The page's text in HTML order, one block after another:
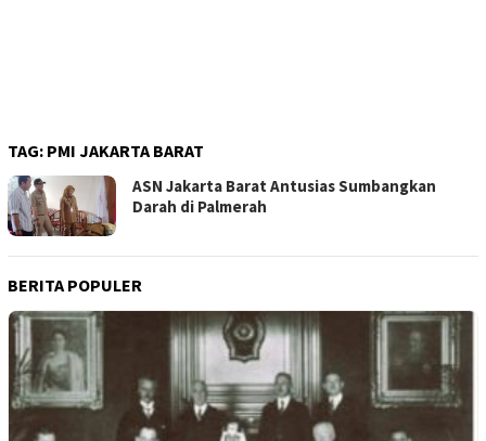
TAG: PMI JAKARTA BARAT
ASN Jakarta Barat Antusias Sumbangkan
Darah di Palmerah
BERITA POPULER